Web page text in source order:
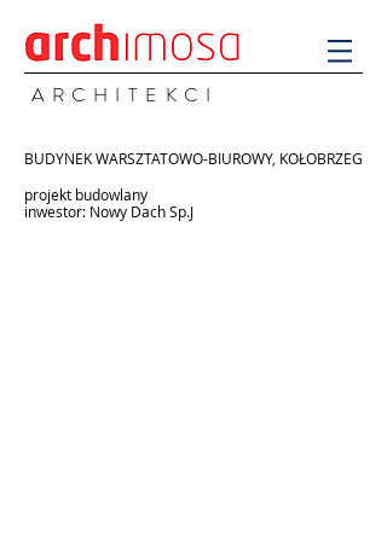
A R C H I T E K C I
BUDYNEK WARSZTATOWO-BIUROWY, KOŁOBRZEG
projekt budowlany
inwestor: Nowy Dach Sp.J